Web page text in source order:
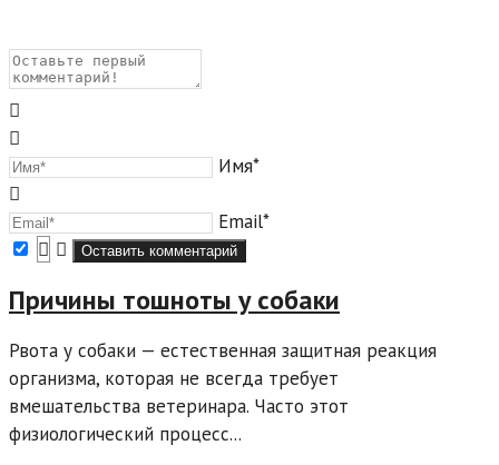
Имя*
Email*
Причины тошноты у собаки
Рвота у собаки — естественная защитная реакция
организма, которая не всегда требует
вмешательства ветеринара. Часто этот
физиологический процесс...